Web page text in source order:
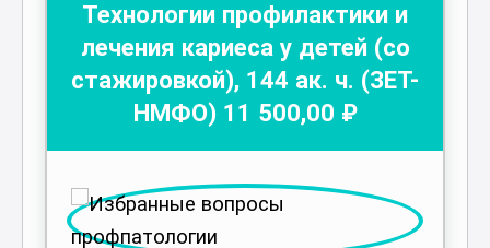
Технологии профилактики и
лечения кариеса у детей (со
стажировкой), 144 ак. ч. (ЗЕТ-
НМФО) 11 500,00 ₽